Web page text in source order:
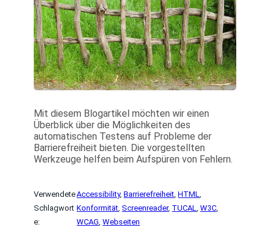
Mit diesem Blogartikel möchten wir einen
Überblick über die Möglichkeiten des
automatischen Testens auf Probleme der
Barrierefreiheit bieten. Die vorgestellten
Werkzeuge helfen beim Aufspüren von Fehlern.
Verwendete
Schlagwort
e:
Accessibility, Barrierefreiheit, HTML
Konformität, Screenreader, TUCAL, W3C
WCAG, Webseiten